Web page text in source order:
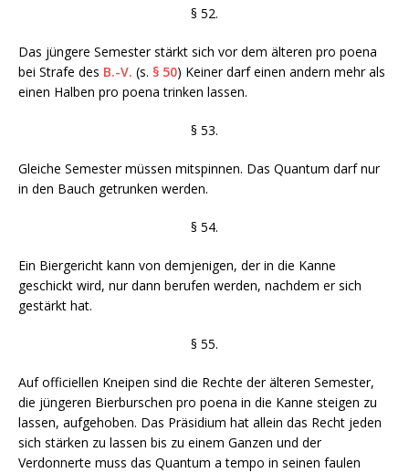
§ 52.
Das jüngere Semester stärkt sich vor dem älteren pro poena
bei Strafe des B.-V. (s. § 50) Keiner darf einen andern mehr als
einen Halben pro poena trinken lassen.
§ 53.
Gleiche Semester müssen mitspinnen. Das Quantum darf nur
in den Bauch getrunken werden.
§ 54.
Ein Biergericht kann von demjenigen, der in die Kanne
geschickt wird, nur dann berufen werden, nachdem er sich
gestärkt hat.
§ 55.
Auf officiellen Kneipen sind die Rechte der älteren Semester,
die jüngeren Bierburschen pro poena in die Kanne steigen zu
lassen, aufgehoben. Das Präsidium hat allein das Recht jeden
sich stärken zu lassen bis zu einem Ganzen und der
Verdonnerte muss das Quantum a tempo in seinen faulen